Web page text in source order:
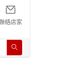
絡店家